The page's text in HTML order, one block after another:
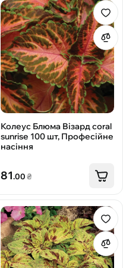
Колеус Блюма Візард coral
sunrise 100 шт, Професійне
насіння
81.00₴